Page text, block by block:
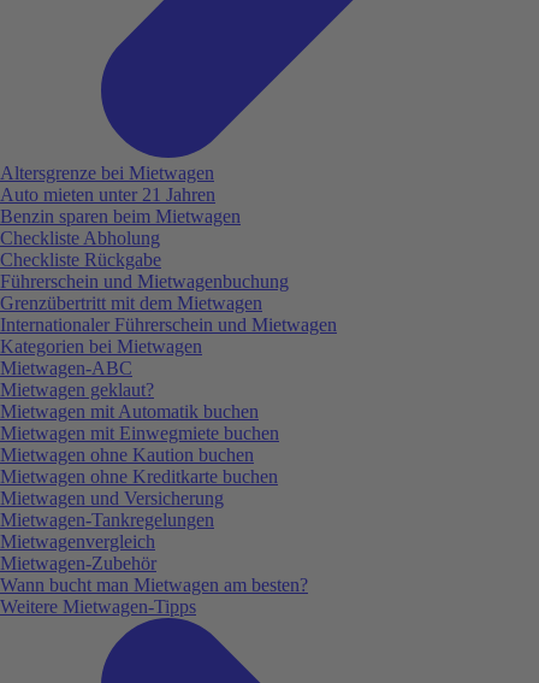
Altersgrenze bei Mietwagen
Auto mieten unter 21 Jahren
Benzin sparen beim Mietwagen
Checkliste Abholung
Checkliste Rückgabe
Führerschein und Mietwagenbuchung
Grenzübertritt mit dem Mietwagen
Internationaler Führerschein und Mietwagen
Kategorien bei Mietwagen
Mietwagen-ABC
Mietwagen geklaut?
Mietwagen mit Automatik buchen
Mietwagen mit Einwegmiete buchen
Mietwagen ohne Kaution buchen
Mietwagen ohne Kreditkarte buchen
Mietwagen und Versicherung
Mietwagen-Tankregelungen
Mietwagenvergleich
Mietwagen-Zubehör
Wann bucht man Mietwagen am besten?
Weitere Mietwagen-Tipps